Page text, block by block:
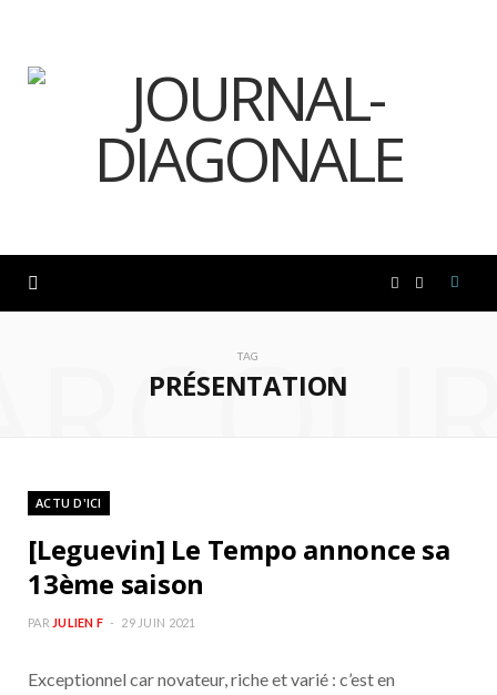
o g
TAG
PRÉSENTATION
ACTU D'ICI
[Leguevin] Le Tempo annonce sa
13ème saison
PAR JULIEN F 29 JUIN 2021
Exceptionnel car novateur, riche et varié : c’est en